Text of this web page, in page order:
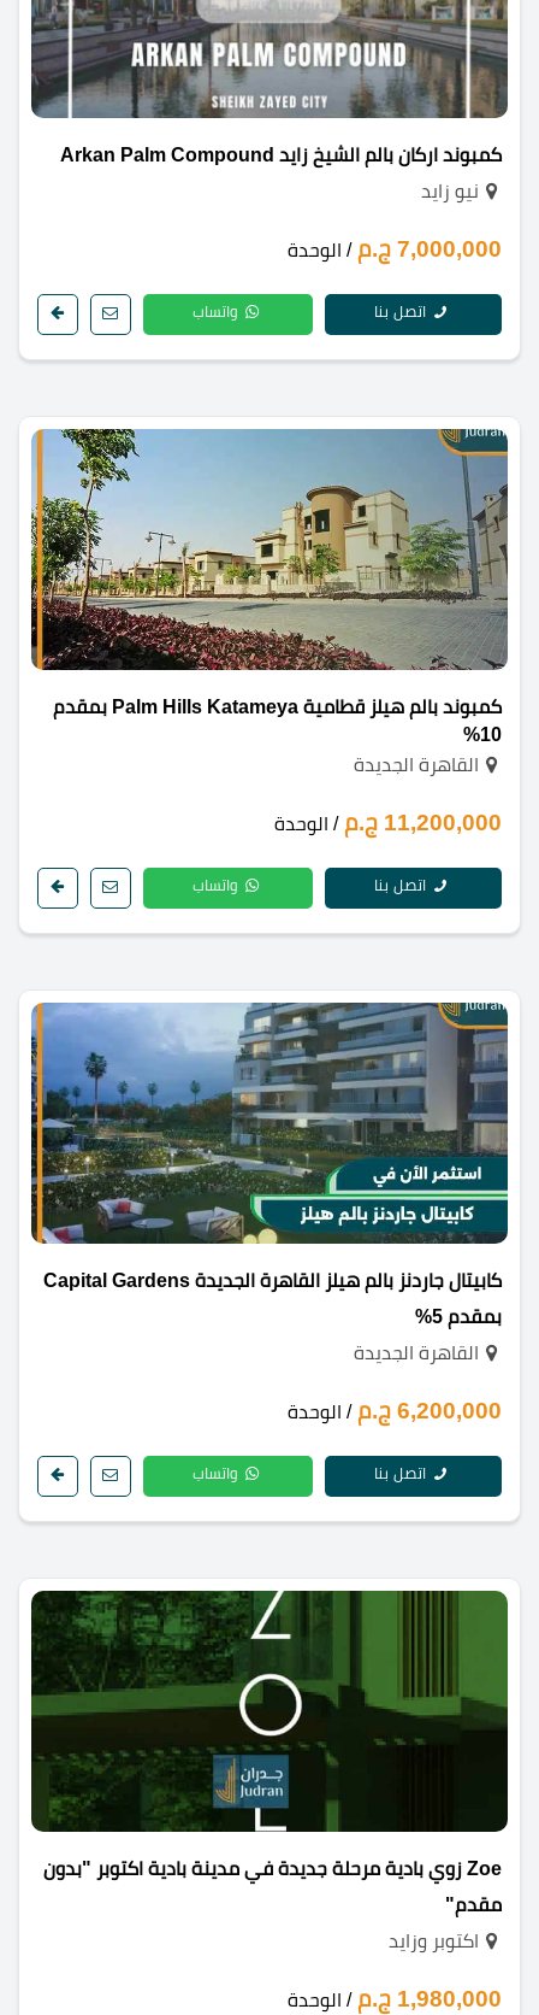
كمبوند اركان بالم الشيخ زايد Arkan Palm Compound
نيو زايد
7,000,000 ج.م / الوحدة
اتصل بنا واتساب
كمبوند بالم هيلز قطامية Palm Hills Katameya بمقدم
10%
القاهرة الجديدة
11,200,000 ج.م / الوحدة
اتصل بنا واتساب
كابيتال جاردنز بالم هيلز القاهرة الجديدة Capital Gardens
بمقدم 5%
القاهرة الجديدة
6,200,000 ج.م / الوحدة
اتصل بنا واتساب
Zoe زوي بادية مرحلة جديدة في مدينة بادية اكتوبر "بدون
مقدم"
اكتوبر وزايد
1,980,000 ج.م / الوحدة